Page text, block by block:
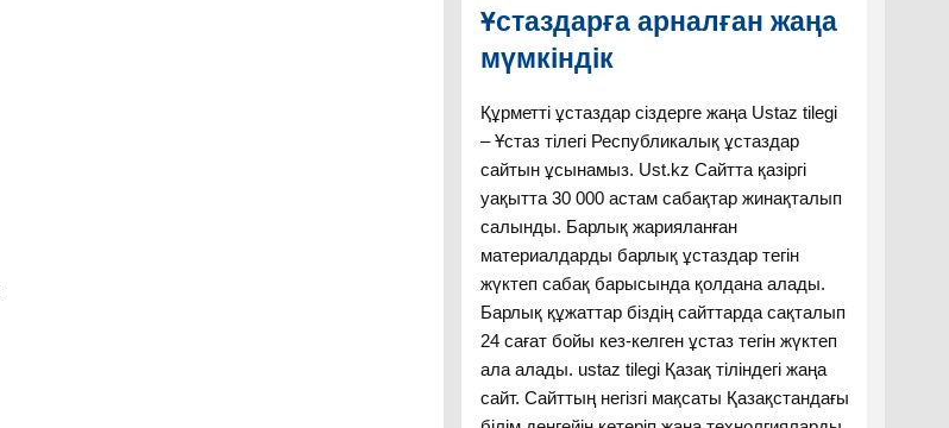
Ұстаздарға арналған жаңа
мүмкіндік
Құрметті ұстаздар сіздерге жаңа Ustaz tilegi
– Ұстаз тілегі Республикалық ұстаздар
сайтын ұсынамыз. Ust.kz Сайтта қазіргі
уақытта 30 000 астам сабақтар жинақталып
салынды. Барлық жарияланған
материалдарды барлық ұстаздар тегін
жүктеп сабақ барысында қолдана алады.
Барлық құжаттар біздің сайттарда сақталып
24 сағат бойы кез-келген ұстаз тегін жүктеп
ала алады. ustaz tilegi Қазақ тіліндегі жаңа
сайт. Сайттың негізгі мақсаты Қазақстандағы